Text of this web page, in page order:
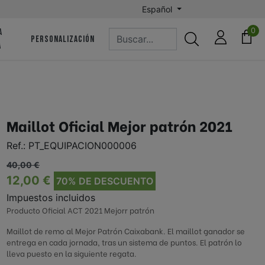
Español
- Koxtape Hondarribia Arraun Elkartea
ARC | Asociación de Remo del
| Oriamendi
Pilota | Altzatarra Kirol
Luberri Axular Lizeoa
PERSONALIZACIÓN
0
Maillot Oficial Mejor patrón 2021
Ref.: PT_EQUIPACION000006
40,00 €
12,00 € 70% DE DESCUENTO
Impuestos incluidos
Producto Oficial ACT 2021 Mejorr patrón
Maillot de remo al Mejor Patrón Caixabank. El maillot ganador se
entrega en cada jornada, tras un sistema de puntos. El patrón lo
lleva puesto en la siguiente regata.